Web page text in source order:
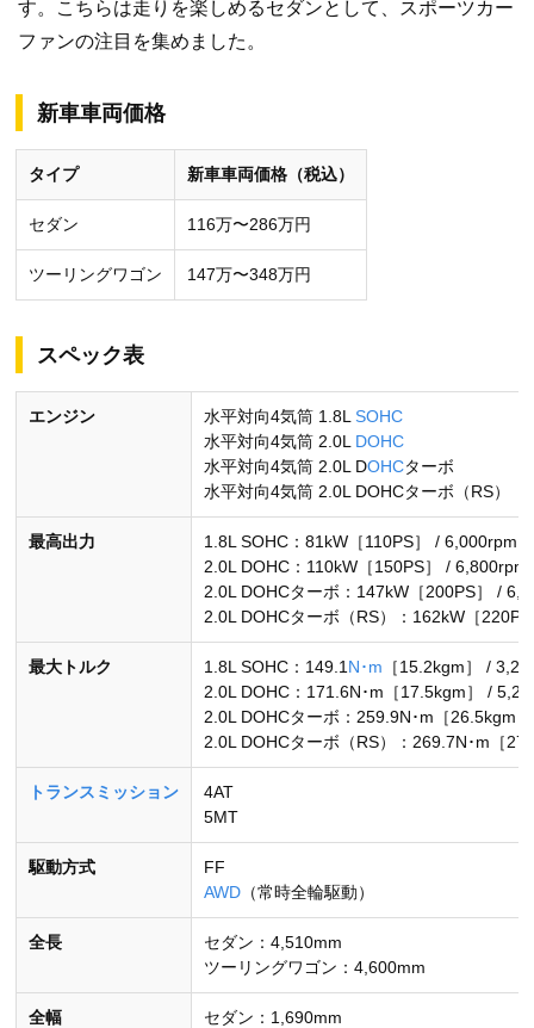
す。こちらは走りを楽しめるセダンとして、スポーツカー
ファンの注目を集めました。
新車車両価格
タイプ 新車車両価格（税込）
セダン 116万〜286万円
ツーリングワゴン 147万〜348万円
スペック表
エンジン 水平対向4気筒 1.8L SOHC
水平対向4気筒 2.0L DOHC
水平対向4気筒 2.0L DOHCターボ
水平対向4気筒 2.0L DOHCターボ（RS）
最高出力
1.8L SOHC：81kW［110PS］ / 6,000rpm
2.0L DOHC：110kW［150PS］ / 6,800rpm
2.0L DOHCターボ：147kW［200PS］ /
2.0L DOHCターボ（RS）：162kW［
最大トルク 1.8L SOHC：149.1 N･m ［15.2kgm］ /
2.0L DOHC：171.6N･m［17.5kgm］ /
2.0L DOHCターボ：259.9N･m［26.5kgm
2.0L DOHCターボ（RS）：269.7N･m［
トランスミッション
4AT
5MT
駆動方式
FF
AWD （常時全輪駆動）
全長
セダン：4,510mm
ツーリングワゴン：4,600mm
全幅
セダン：1,690mm